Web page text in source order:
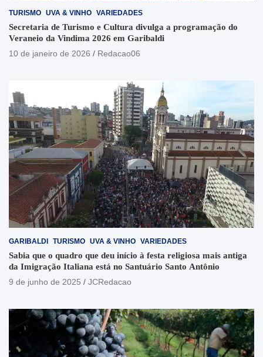
TURISMO UVA & VINHO VARIEDADES
Secretaria de Turismo e Cultura divulga a programação do
Veraneio da Vindima 2026 em Garibaldi
10 de janeiro de 2026
Redacao06
GARIBALDI TURISMO UVA & VINHO VARIEDADES
Sabia que o quadro que deu início à festa religiosa mais antiga
da Imigração Italiana está no Santuário Santo Antônio
9 de junho de 2025
JCRedacao